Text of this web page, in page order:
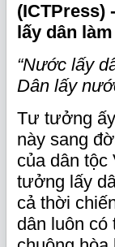
(ICTPress)
lấy dân
“Nước lấy
Dân lấy
Tư tưởng
này sang
của dân tộc
tưởng lấy
cả thời
dân luôn